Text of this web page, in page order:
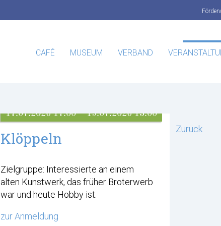
CAFÉ MUSEUM VERBAND
Klöppeln
17.07.2026 17:00 – 19.07.2026 13:00
Zielgruppe: Interessierte an einem
alten Kunstwerk, das früher Broterwerb
war und heute Hobby ist.
zur Anmeldung
Zurück